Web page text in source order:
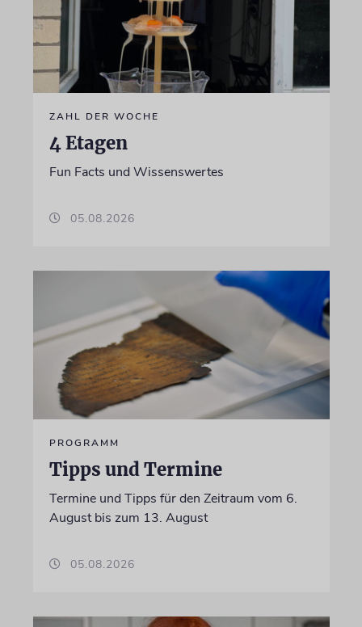
ZAHL DER WOCHE
4 Etagen
Fun Facts und Wissenswertes
05.08.2026
PROGRAMM
Tipps und Termine
Termine und Tipps für den Zeitraum vom 6.
August bis zum 13. August
05.08.2026